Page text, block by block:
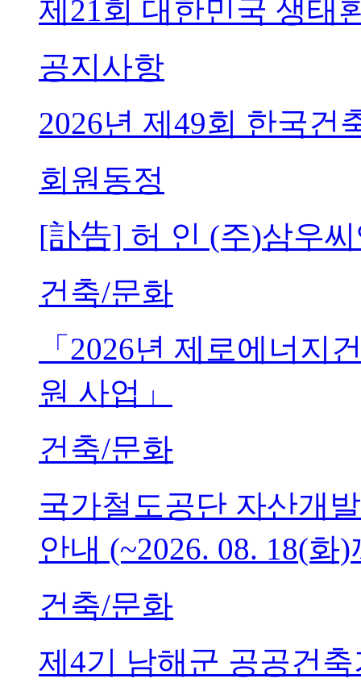
제21회 대한민국 생태
공지사항
2026년 제49회 한국건
회원동정
[訃告] 허 인 (주)삼우
건축/문화
「2026년 제로에너지
원 사업」
건축/문화
국가철도공단 자산개
안내 (~2026. 08. 18(화
건축/문화
제4기 남해군 공공건